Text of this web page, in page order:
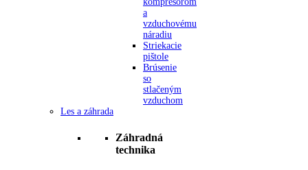
a
vzduchovému
náradiu
Striekacie
pištole
Brúsenie
so
stlačeným
vzduchom
Les a záhrada
Záhradná
technika